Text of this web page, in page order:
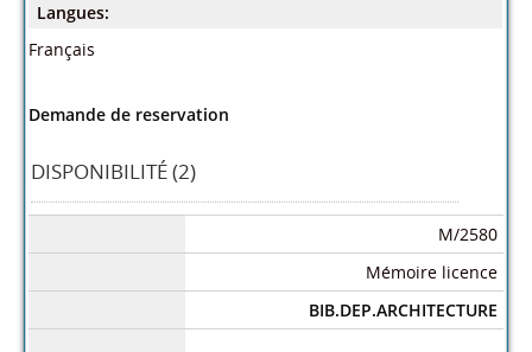
Langues:
Français
Demande de reservation
DISPONIBILITÉ (2)
M/2580
Mémoire licence
BIB.DEP.ARCHITECTURE